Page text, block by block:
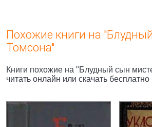
Похожие книги на
Томсона"
Книги похожие на "Блудный сын
читать онлайн или скачать